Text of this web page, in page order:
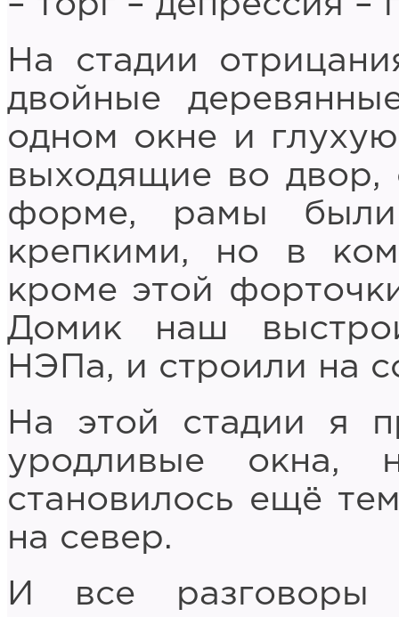
На стадии
двойные
одном окне и
выходящие во двор,
форме, рамы
крепкими, но в
кроме этой
Домик наш
НЭПа, и строили на
На этой стадии я
уродливые
становилось ещё
на север.
И все разговоры